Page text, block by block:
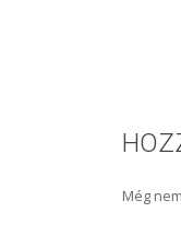
Még